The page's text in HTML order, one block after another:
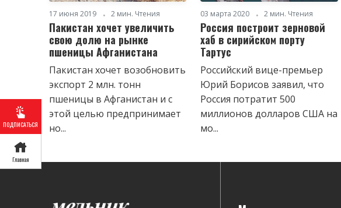
ПОДПИСАТЬСЯ
Главная
17 июня 2019 2 мин. Чтения
Пакистан хочет увеличить
свою долю на рынке
пшеницы Афганистана
Пакистан хочет возобновить
экспорт 2 млн. тонн
пшеницы в Афганистан и с
этой целью предпринимает
но...
03 марта 2020 2 мин. Чтения
Россия построит зерновой
хаб в сирийском порту
Тартус
Российский вице-премьер
Юрий Борисов заявил, что
Россия потратит 500
миллионов долларов США на
мо...